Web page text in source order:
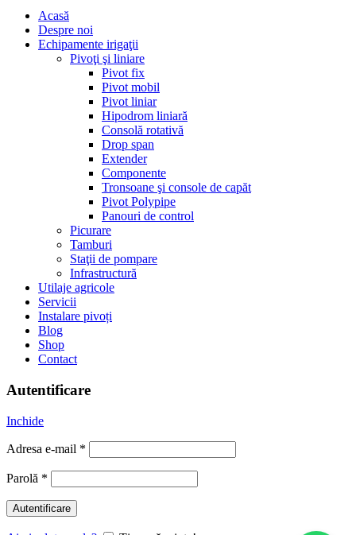
Acasă
Despre noi
Echipamente irigaţii
Pivoţi şi liniare
Pivot fix
Pivot mobil
Pivot liniar
Hipodrom liniară
Consolă rotativă
Drop span
Extender
Componente
Tronsoane şi console de capăt
Pivot Polypipe
Panouri de control
Picurare
Tamburi
Staţii de pompare
Infrastructură
Utilaje agricole
Servicii
Instalare pivoți
Blog
Shop
Contact
Autentificare
Inchide
Adresa e-mail *
Parolă *
Autentificare